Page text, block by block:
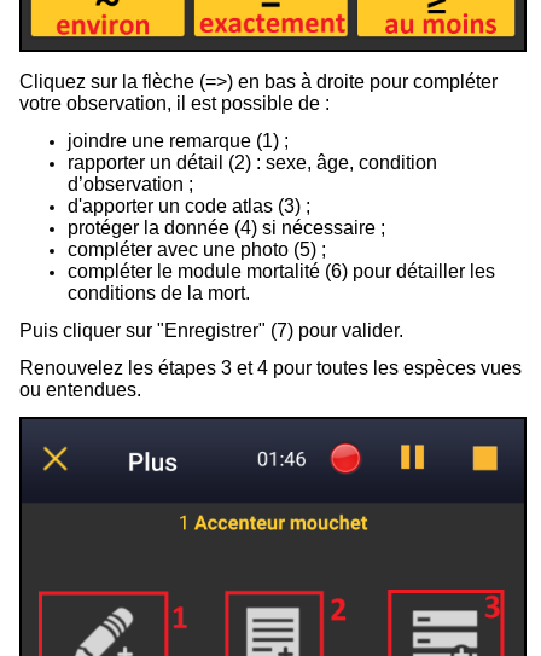
Cliquez sur la flèche (=>) en bas à droite pour compléter
votre observation, il est possible de :
joindre une remarque (1) ;
rapporter un détail (2) : sexe, âge, condition
d’observation ;
d'apporter un code atlas (3) ;
protéger la donnée (4) si nécessaire ;
compléter avec une photo (5) ;
compléter le module mortalité (6) pour détailler les
conditions de la mort.
Puis cliquer sur "Enregistrer" (7) pour valider.
Renouvelez les étapes 3 et 4 pour toutes les espèces vues
ou entendues.